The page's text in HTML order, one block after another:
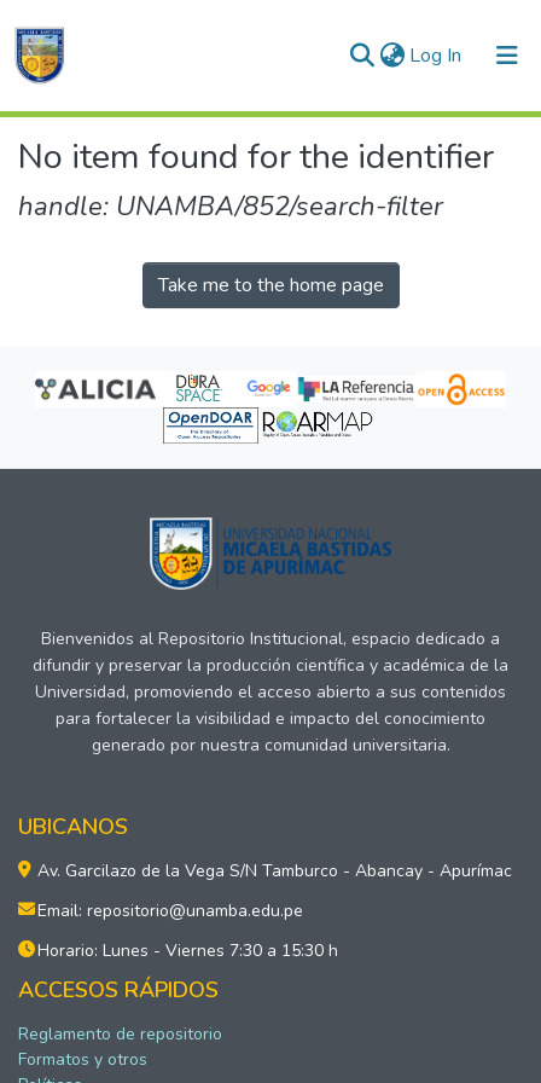
Log In (current)
Communities & Collections
No item found for the identifier
handle: UNAMBA/852/search-filter
Take me to the home page
Bienvenidos al Repositorio Institucional, espacio dedicado a
difundir y preservar la producción científica y académica de la
Universidad, promoviendo el acceso abierto a sus contenidos
para fortalecer la visibilidad e impacto del conocimiento
generado por nuestra comunidad universitaria.
UBICANOS
Av. Garcilazo de la Vega S/N Tamburco - Abancay - Apurímac
Email: repositorio@unamba.edu.pe
Horario: Lunes - Viernes 7:30 a 15:30 h
ACCESOS RÁPIDOS
Reglamento de repositorio
Formatos y otros